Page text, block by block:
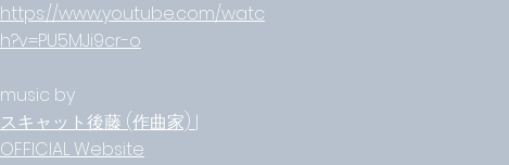
https://www.youtube.com/watc
h?v=PU5MJi9cr-o
music by
スキャット後藤 (作曲家) |
OFFICIAL Website